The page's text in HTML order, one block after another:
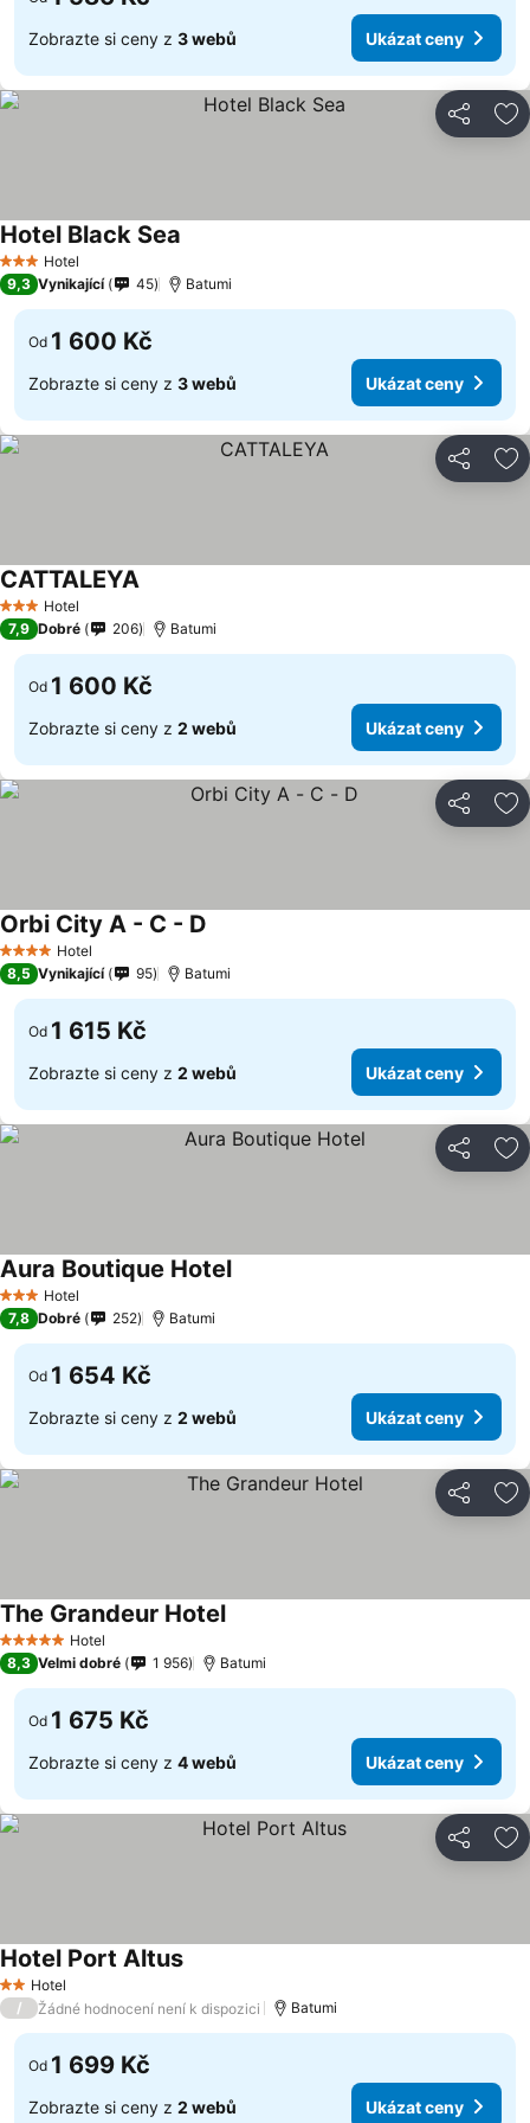
Zobrazte si ceny z 3 webů Ukázat ceny
Sdílet
3 Počet hvězdiček
Hotel
Hotel Black Sea
9,3 Vynikající 45 Batumi
Od 1 600 Kč
Zobrazte si ceny z 3 webů Ukázat ceny
Sdílet
3 Počet hvězdiček
Hotel
CATTALEYA
7,9 Dobré 206 Batumi
Od 1 600 Kč
Zobrazte si ceny z 2 webů Ukázat ceny
Sdílet
4 Počet hvězdiček
Hotel
Orbi City A - C - D
8,5 Vynikající 95 Batumi
Od 1 615 Kč
Zobrazte si ceny z 2 webů Ukázat ceny
Sdílet
3 Počet hvězdiček
Hotel
Aura Boutique Hotel
7,8 Dobré 252 Batumi
Od 1 654 Kč
Zobrazte si ceny z 2 webů Ukázat ceny
Sdílet
5 Počet hvězdiček
Hotel
The Grandeur Hotel
8,3 Velmi dobré 1 956 Batumi
Od 1 675 Kč
Zobrazte si ceny z 4 webů Ukázat ceny
Sdílet
2 Počet hvězdiček
Hotel
Hotel Port Altus
/ Žádné hodnocení není k dispozici Batumi
Od 1 699 Kč
Zobrazte si ceny z 2 webů Ukázat ceny